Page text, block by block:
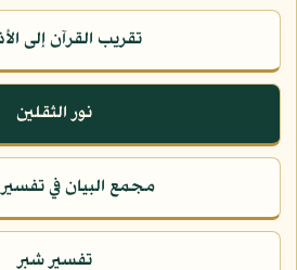
تقريب القرآن إلى
نور الثقلين
مجمع البيان في تفسير
تفسير شبر